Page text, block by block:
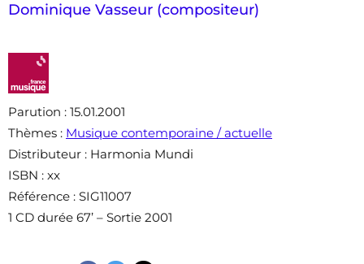
Dominique Vasseur (compositeur)
Parution : 15.01.2001
Thèmes : Musique contemporaine / actuelle
Distributeur : Harmonia Mundi
ISBN : xx
Référence : SIG11007
1 CD durée 67’ – Sortie 2001